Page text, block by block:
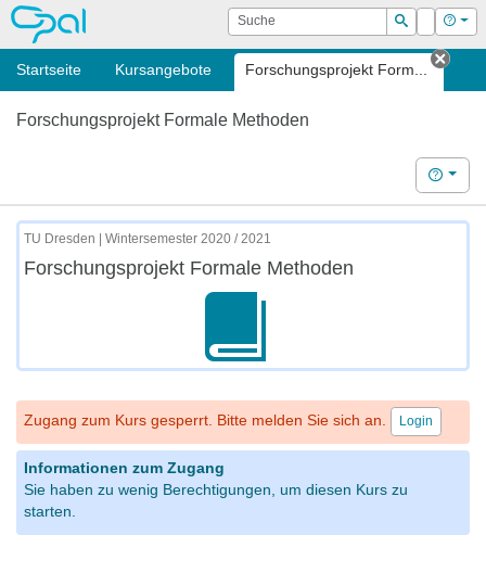
OPAL Suche
Suchen
Login Hilfe
Startseite Kursangebote Forschungsprojekt Form...
Tab
Forschungsprojekt Formale Methoden
Hilfe
TU Dresden | Wintersemester 2020 / 2021
Forschungsprojekt Formale Methoden
Zugang zum Kurs gesperrt. Bitte melden Sie sich an. Login
Informationen zum Zugang
Sie haben zu wenig Berechtigungen, um diesen Kurs zu
starten.